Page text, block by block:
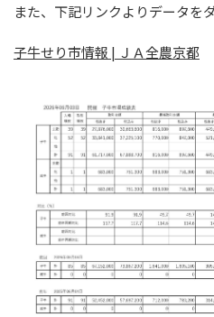
また、下記リンクよりデータを
子牛せり市情報 | ＪＡ全農京都